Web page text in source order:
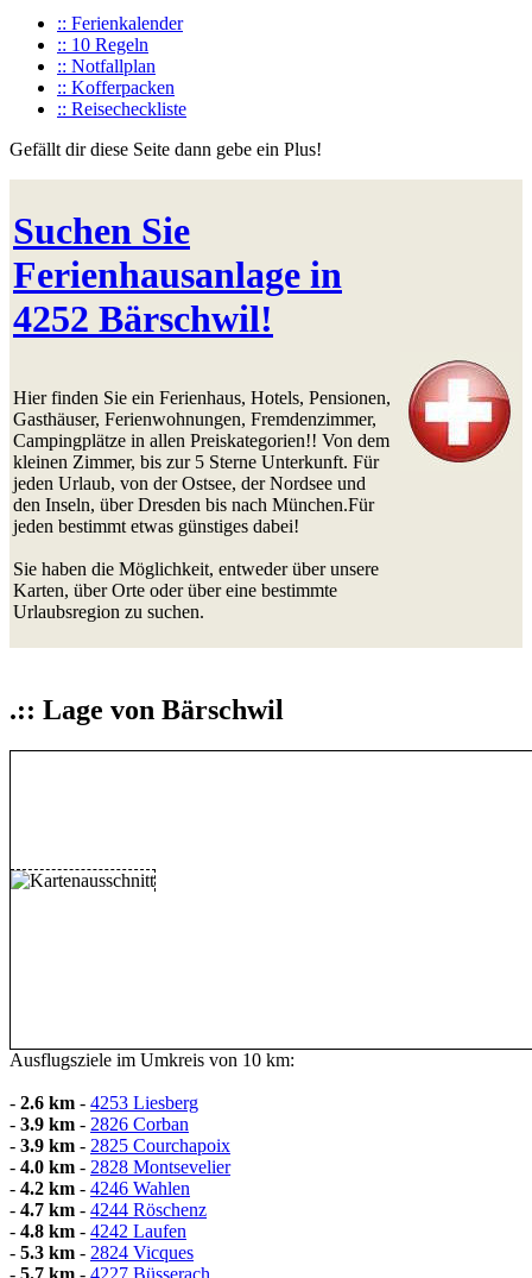
:: Ferienkalender
:: 10 Regeln
:: Notfallplan
:: Kofferpacken
:: Reisecheckliste
Gefällt dir diese Seite dann gebe ein Plus!
Suchen Sie
Ferienhausanlage in
4252 Bärschwil!
Hier finden Sie ein Ferienhaus, Hotels, Pensionen,
Gasthäuser, Ferienwohnungen, Fremdenzimmer,
Campingplätze in allen Preiskategorien!! Von dem
kleinen Zimmer, bis zur 5 Sterne Unterkunft. Für
jeden Urlaub, von der Ostsee, der Nordsee und
den Inseln, über Dresden bis nach München.Für
jeden bestimmt etwas günstiges dabei!
Sie haben die Möglichkeit, entweder über unsere
Karten, über Orte oder über eine bestimmte
Urlaubsregion zu suchen.
.:: Lage von Bärschwil
Ausflugsziele im Umkreis von 10 km:
- 2.6 km - 4253 Liesberg
- 3.9 km - 2826 Corban
- 3.9 km - 2825 Courchapoix
- 4.0 km - 2828 Montsevelier
- 4.2 km - 4246 Wahlen
- 4.7 km - 4244 Röschenz
- 4.8 km - 4242 Laufen
- 5.3 km - 2824 Vicques
- 5.7 km - 4227 Büsserach